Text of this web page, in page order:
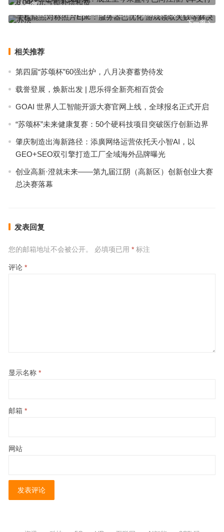
上一篇
下一篇
手机能照对称照片Epic：服务器已优化 游戏领取失败等解决办法
相关推荐
第四届“苏颂杯”60强出炉，八月决赛蓄势待发
载誉登展，焕新出发 | 思乐得全新亮相百货会
GOAI 世界人工智能开源大赛官网上线，全球报名正式开启
“苏颂杯”未来健康复赛：50个硬科技项目突破医疗创新边界
肇庆制造出海新路径：添廣网络运营依托天小智AI，以
GEO+SEO双引擎打造工厂全域海外品牌曝光
创业高新·澄就未来——第九届江阴（高新区）创新创业大赛
总决赛落幕
发表回复
您的邮箱地址不会被公开。 必填项已用 *标注
评论 *
显示名称 *
邮箱 *
网站